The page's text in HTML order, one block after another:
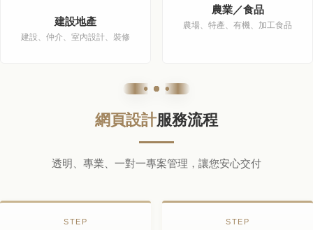
建設地產
建設、仲介、室內設計、裝修
農業／食品
農場、特產、有機、加工食品
網頁設計服務流程
透明、專業、一對一專案管理，讓您安心交付
STEP STEP